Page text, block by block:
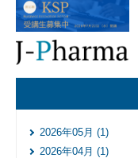
2026年05月 (1)
2026年04月 (1)